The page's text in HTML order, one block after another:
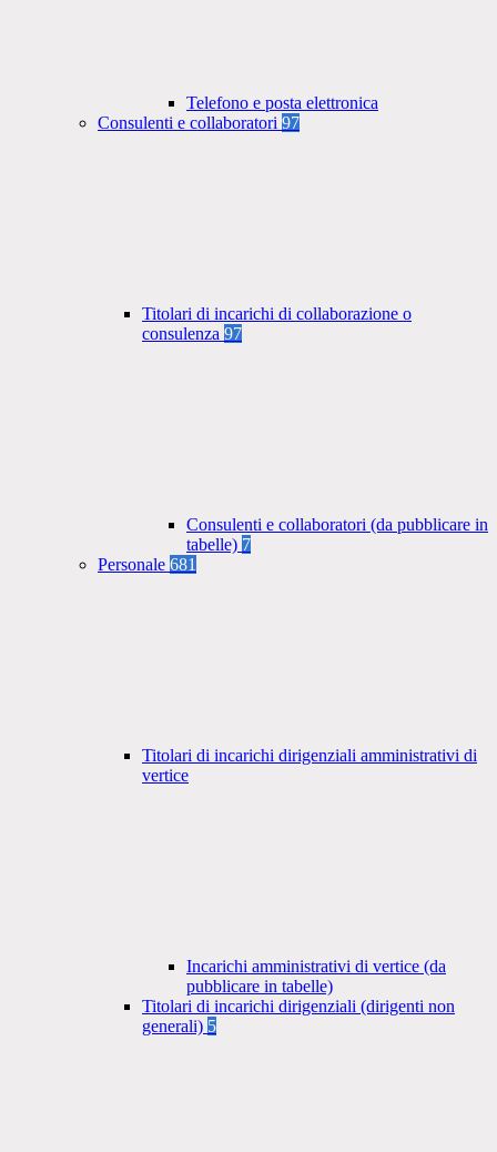
Telefono e posta elettronica
Consulenti e collaboratori 97
Titolari di incarichi di collaborazione o
consulenza 97
Consulenti e collaboratori (da pubblicare in
tabelle) 7
Personale 681
Titolari di incarichi dirigenziali amministrativi di
vertice
Incarichi amministrativi di vertice (da
pubblicare in tabelle)
Titolari di incarichi dirigenziali (dirigenti non
generali) 5